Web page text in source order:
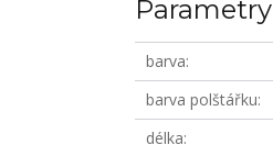
Parametry
barva
barva polštářku
délka